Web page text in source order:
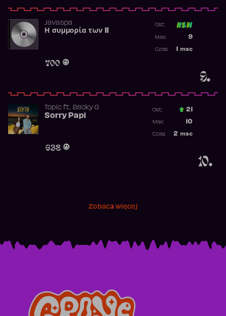
9.
Javaspa
Η συμμορία των 11
700
Ost:
9
Max:
msc
Czas:
10.
Topicft. Becky G
Sorry Papi
638
Ost.: 21
10
Max:
2 msc
Czas:
Zobacz więcej